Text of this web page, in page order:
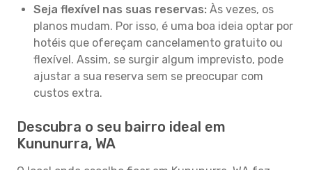
Seja flexível nas suas reservas: Às vezes, os
planos mudam. Por isso, é uma boa ideia optar por
hotéis que ofereçam cancelamento gratuito ou
flexível. Assim, se surgir algum imprevisto, pode
ajustar a sua reserva sem se preocupar com
custos extra.
Descubra o seu bairro ideal em
Kununurra, WA